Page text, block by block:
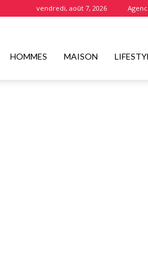
vendredi, août 7, 2026
HOMMES MAISON